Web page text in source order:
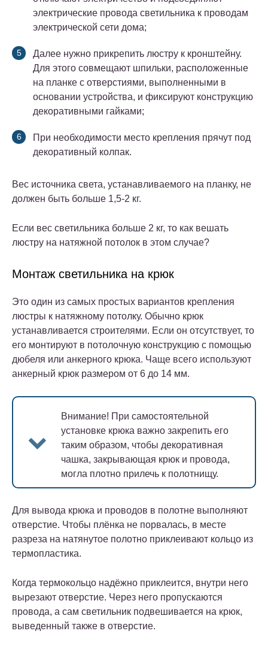
электрические провода светильника к проводам
электрической сети дома;
Далее нужно прикрепить люстру к кронштейну.
Для этого совмещают шпильки, расположенные
на планке с отверстиями, выполненными в
основании устройства, и фиксируют конструкцию
декоративными гайками;
При необходимости место крепления прячут под
декоративный колпак.
Вес источника света, устанавливаемого на планку, не
должен быть больше 1,5-2 кг.
Если вес светильника больше 2 кг, то как вешать
люстру на натяжной потолок в этом случае?
Монтаж светильника на крюк
Это один из самых простых вариантов крепления
люстры к натяжному потолку. Обычно крюк
устанавливается строителями. Если он отсутствует, то
его монтируют в потолочную конструкцию с помощью
дюбеля или анкерного крюка. Чаще всего используют
анкерный крюк размером от 6 до 14 мм.
Внимание! При самостоятельной
установке крюка важно закрепить его
таким образом, чтобы декоративная
чашка, закрывающая крюк и провода,
могла плотно прилечь к полотнищу.
Для вывода крюка и проводов в полотне выполняют
отверстие. Чтобы плёнка не порвалась, в месте
разреза на натянутое полотно приклеивают кольцо из
термопластика.
Когда термокольцо надёжно приклеится, внутри него
вырезают отверстие. Через него пропускаются
провода, а сам светильник подвешивается на крюк,
выведенный также в отверстие.